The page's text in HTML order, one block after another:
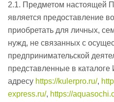
2.1. Предметом настоящей
является предоставление
приобретать для личных,
нужд, не связанных с
предпринимательской
представленные в каталоге
адресу https://kulerpro.ru/,
express.ru/, https://